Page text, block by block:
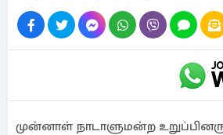
முன்னாள் நாடாளுமன்ற